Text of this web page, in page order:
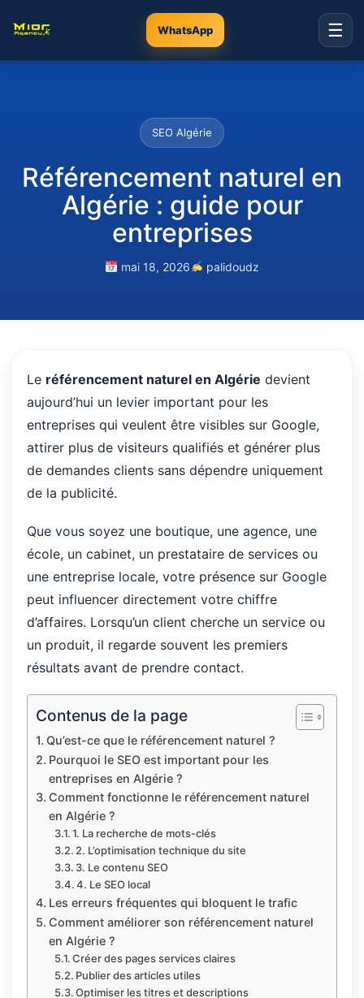
WhatsApp ☰
SEO Algérie
Référencement naturel en
Algérie : guide pour
entreprises
mai 18, 2026 palidoudz
Le référencement naturel en Algérie devient
aujourd’hui un levier important pour les
entreprises qui veulent être visibles sur Google,
attirer plus de visiteurs qualifiés et générer plus
de demandes clients sans dépendre uniquement
de la publicité.
Que vous soyez une boutique, une agence, une
école, un cabinet, un prestataire de services ou
une entreprise locale, votre présence sur Google
peut influencer directement votre chiffre
d’affaires. Lorsqu’un client cherche un service ou
un produit, il regarde souvent les premiers
résultats avant de prendre contact.
Contenus de la page
Qu’est-ce que le référencement naturel ?
Pourquoi le SEO est important pour les
entreprises en Algérie ?
Comment fonctionne le référencement naturel
en Algérie ?
1. La recherche de mots-clés
2. L’optimisation technique du site
3. Le contenu SEO
4. Le SEO local
Les erreurs fréquentes qui bloquent le trafic
Comment améliorer son référencement naturel
en Algérie ?
Créer des pages services claires
Publier des articles utiles
Optimiser les titres et descriptions